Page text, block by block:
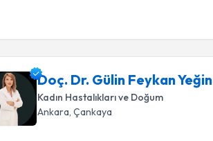
Doç. Dr. Gülin Feykan Yeğin
Kadın Hastalıkları ve Doğum
Ankara , Çankaya